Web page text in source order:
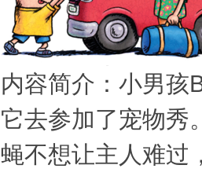
内容简介：小男孩
它去参加了宠物秀
蝇不想让主人难过